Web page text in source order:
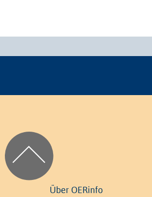
Über OERinfo